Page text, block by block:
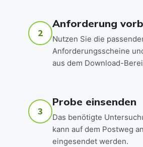
2
Anforderung
Nutzen Sie die
Anforderungsscheine
aus dem Download-
3
Probe einsenden
Das benötigte
kann auf dem Postweg
eingesendet werden.